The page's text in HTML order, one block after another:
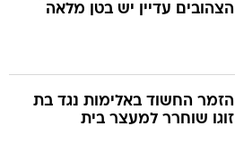
הצהובים עדיין יש בטן מלאה
הזמר החשוד באלימות נגד בת
זוגו שוחרר למעצר בית